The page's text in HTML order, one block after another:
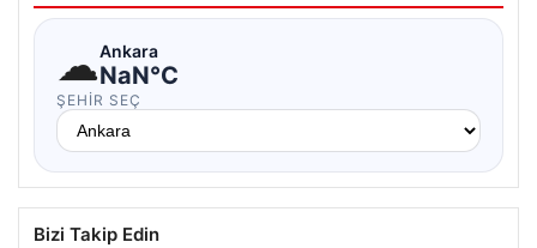
☁Ankara
NaN°C
ŞEHIR SEÇ
Bizi Takip Edin